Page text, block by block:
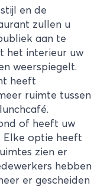
en de
zullen u
aan te
het interieur uw
weerspiegelt.
heeft
ruimte tussen
of heeft uw
Elke optie heeft
zien er
hebben
er gescheiden